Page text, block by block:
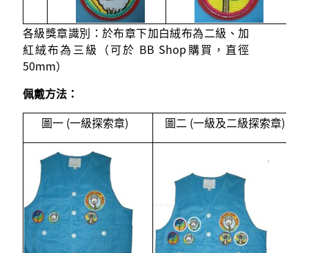
各級獎章識別：於布章下加白絨布為二級、加
紅絨布為三級（可於 BB Shop購買，直徑
50mm）
佩戴方法：
圖一 (一級探索章)
圖二 (一級及二級探索章)